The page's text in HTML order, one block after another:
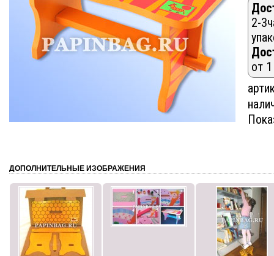
2-
от
ДОПОЛНИТЕЛЬНЫЕ ИЗОБРАЖЕНИЯ